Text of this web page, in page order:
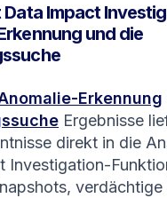
Impact
und die
Erkennung
Ergebnisse
direkt in die
Investigation-
verdächtige